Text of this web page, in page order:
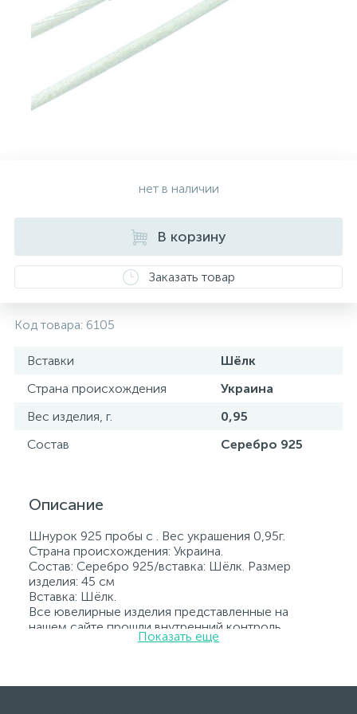
нет в наличии
В корзину
Заказать товар
Код товара: 6105
Вставки
Шёлк
Страна происхождения
Украина
Вес изделия, г.
0,95
Состав
Серебро 925
Описание
Шнурок 925 пробы с . Вес украшения 0,95г.
Страна происхождения: Украина.
Состав: Серебро 925/вставка: Шёлк. Размер
изделия: 45 см
Вставка: Шёлк.
Все ювелирные изделия представленные на
нашем сайте прошли внутренний контроль
качества, а также контроль государственной
ювелирному украшению прилагаются бирка с
Показать еще
Серебряные колье
Серебряные цепочки
Серебряные сувениры
Золотые серьги
Золотые цепи